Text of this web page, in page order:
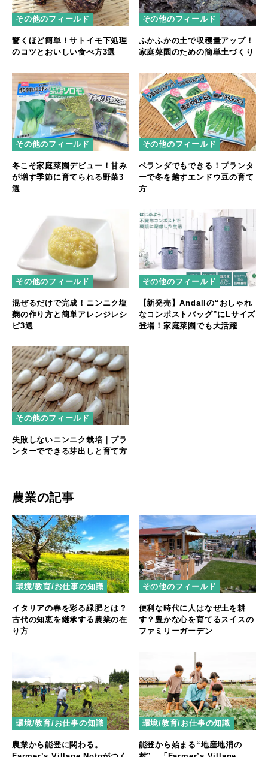
その他のフィールド
驚くほど簡単！サトイモ下処理
のコツとおいしい食べ方3選
その他のフィールド
ふかふかの土で収穫量アップ！
家庭菜園のための簡単土づくり
その他のフィールド
冬こそ家庭菜園デビュー！甘み
が増す季節に育てられる野菜3
選
その他のフィールド
ベランダでもできる！プランタ
ーで冬を越すエンドウ豆の育て
方
その他のフィールド
混ぜるだけで完成！ニンニク塩
麴の作り方と簡単アレンジレシ
ピ3選
その他のフィールド
【新発売】Andallの“おしゃれ
なコンポストバッグ”にLサイズ
登場！家庭菜園でも大活躍
その他のフィールド
失敗しないニンニク栽培｜プラ
ンターでできる芽出しと育て方
農業の記事
環境/教育/お仕事の知識
イタリアの春を彩る緑肥とは？
古代の知恵を継承する農業の在
り方
その他のフィールド
便利な時代に人はなぜ土を耕
す？豊かな心を育てるスイスの
ファミリーガーデン
環境/教育/お仕事の知識
農業から能登に関わる。
環境/教育/お仕事の知識
能登から始まる“地産地消の